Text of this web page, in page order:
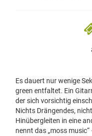
Es dauert nur wenige
green entfaltet. Ein
der sich vorsichtig
Nichts Drängendes,
Hinübergleiten in eine
nennt das „moss